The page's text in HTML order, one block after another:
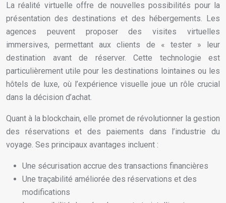
La réalité virtuelle offre de nouvelles possibilités pour la
présentation des destinations et des hébergements. Les
agences peuvent proposer des visites virtuelles
immersives, permettant aux clients de « tester » leur
destination avant de réserver. Cette technologie est
particulièrement utile pour les destinations lointaines ou les
hôtels de luxe, où l’expérience visuelle joue un rôle crucial
dans la décision d’achat.
Quant à la blockchain, elle promet de révolutionner la gestion
des réservations et des paiements dans l’industrie du
voyage. Ses principaux avantages incluent :
Une sécurisation accrue des transactions financières
Une traçabilité améliorée des réservations et des
modifications